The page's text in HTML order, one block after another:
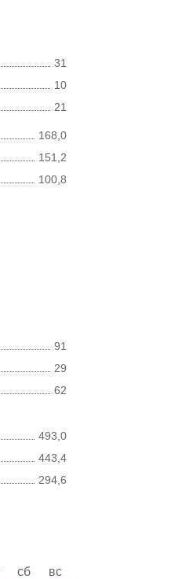
31
10
21
168,0
151,2
100,8
91
29
62
493,0
443,4
294,6
сб
вс